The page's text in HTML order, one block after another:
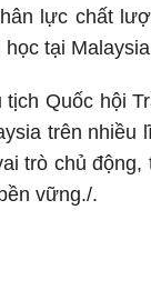
lực chất
học tại
Quốc hội
trên
trò chủ
vững./.